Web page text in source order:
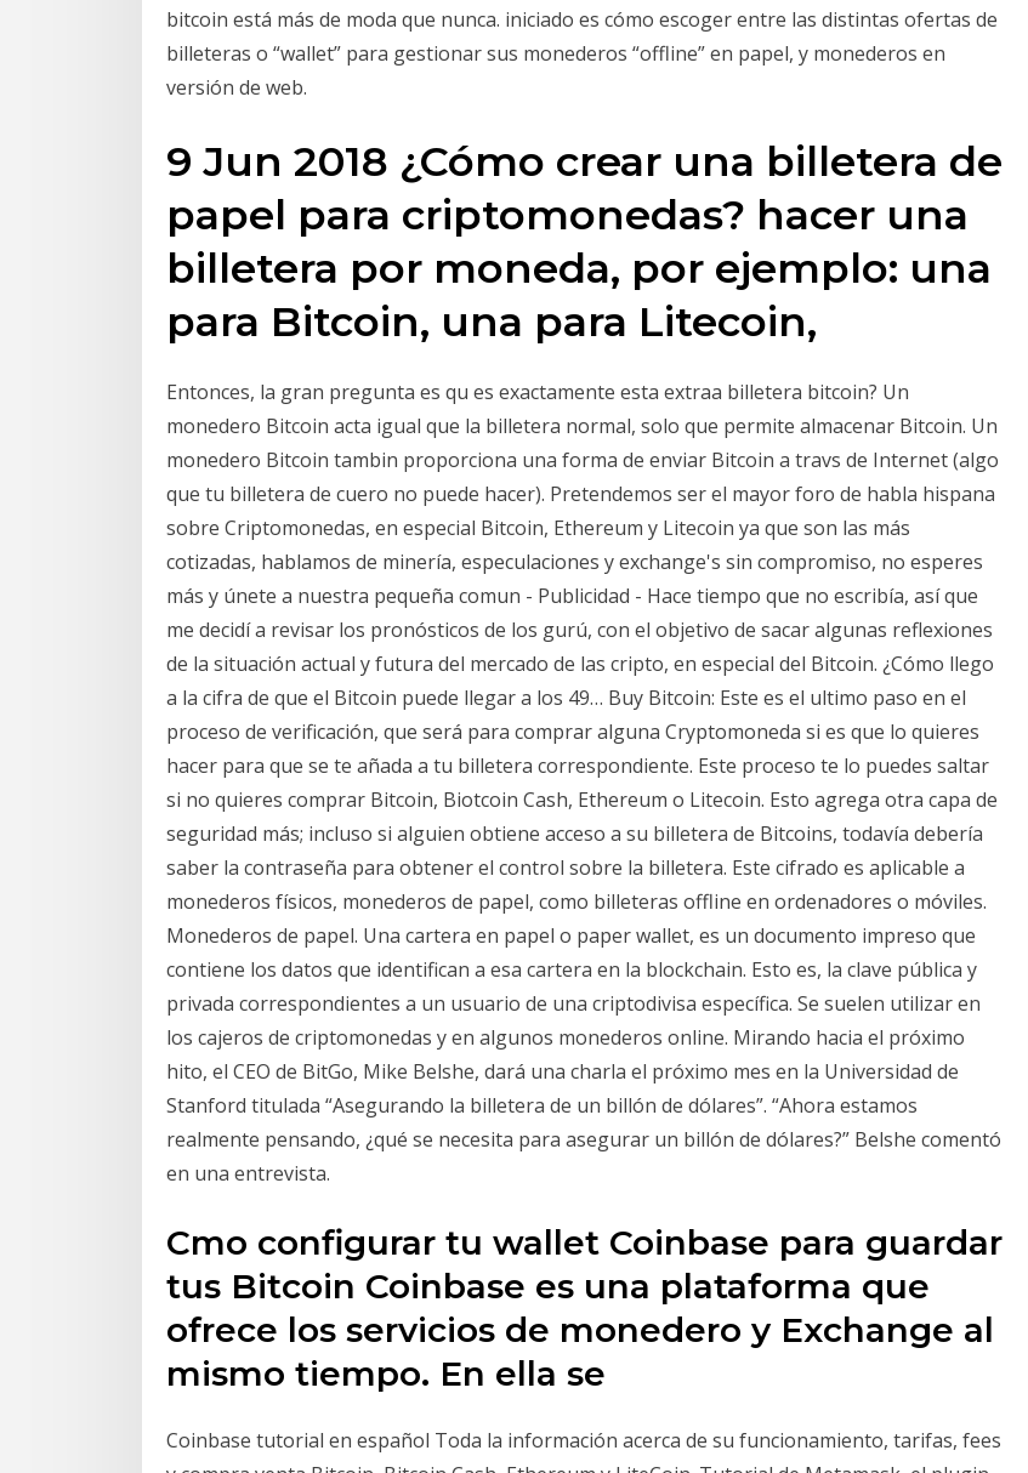
bitcoin está más de moda que nunca. iniciado es cómo escoger entre las distintas ofertas de
billeteras o “wallet” para gestionar sus monederos “offline” en papel, y monederos en
versión de web.
9 Jun 2018 ¿Cómo crear una billetera de
papel para criptomonedas? hacer una
billetera por moneda, por ejemplo: una
para Bitcoin, una para Litecoin,
Entonces, la gran pregunta es qu es exactamente esta extraa billetera bitcoin? Un
monedero Bitcoin acta igual que la billetera normal, solo que permite almacenar Bitcoin. Un
monedero Bitcoin tambin proporciona una forma de enviar Bitcoin a travs de Internet (algo
que tu billetera de cuero no puede hacer). Pretendemos ser el mayor foro de habla hispana
sobre Criptomonedas, en especial Bitcoin, Ethereum y Litecoin ya que son las más
cotizadas, hablamos de minería, especulaciones y exchange's sin compromiso, no esperes
más y únete a nuestra pequeña comun - Publicidad - Hace tiempo que no escribía, así que
me decidí a revisar los pronósticos de los gurú, con el objetivo de sacar algunas reflexiones
de la situación actual y futura del mercado de las cripto, en especial del Bitcoin. ¿Cómo llego
a la cifra de que el Bitcoin puede llegar a los 49… Buy Bitcoin: Este es el ultimo paso en el
proceso de verificación, que será para comprar alguna Cryptomoneda si es que lo quieres
hacer para que se te añada a tu billetera correspondiente. Este proceso te lo puedes saltar
si no quieres comprar Bitcoin, Biotcoin Cash, Ethereum o Litecoin. Esto agrega otra capa de
seguridad más; incluso si alguien obtiene acceso a su billetera de Bitcoins, todavía debería
saber la contraseña para obtener el control sobre la billetera. Este cifrado es aplicable a
monederos físicos, monederos de papel, como billeteras offline en ordenadores o móviles.
Monederos de papel. Una cartera en papel o paper wallet, es un documento impreso que
contiene los datos que identifican a esa cartera en la blockchain. Esto es, la clave pública y
privada correspondientes a un usuario de una criptodivisa específica. Se suelen utilizar en
los cajeros de criptomonedas y en algunos monederos online. Mirando hacia el próximo
hito, el CEO de BitGo, Mike Belshe, dará una charla el próximo mes en la Universidad de
Stanford titulada “Asegurando la billetera de un billón de dólares”. “Ahora estamos
realmente pensando, ¿qué se necesita para asegurar un billón de dólares?” Belshe comentó
en una entrevista.
Cmo configurar tu wallet Coinbase para guardar
tus Bitcoin Coinbase es una plataforma que
ofrece los servicios de monedero y Exchange al
mismo tiempo. En ella se
Coinbase tutorial en español Toda la información acerca de su funcionamiento, tarifas, fees